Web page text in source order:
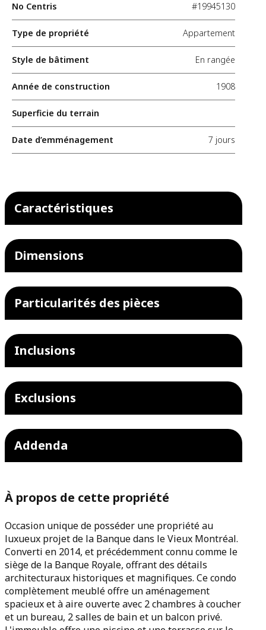
No Centris #19945130
Type de propriété Appartement
Style de bâtiment En rangée
Année de construction 1908
Superficie du terrain
Date d’emménagement 7 jours
Caractéristiques
Dimensions
Particularités des pièces
Inclusions
Exclusions
Addenda
À propos de cette propriété
Occasion unique de posséder une propriété au
luxueux projet de la Banque dans le Vieux Montréal.
Converti en 2014, et précédemment connu comme le
siège de la Banque Royale, offrant des détails
architecturaux historiques et magnifiques. Ce condo
complètement meublé offre un aménagement
spacieux et à aire ouverte avec 2 chambres à coucher
et un bureau, 2 salles de bain et un balcon privé.